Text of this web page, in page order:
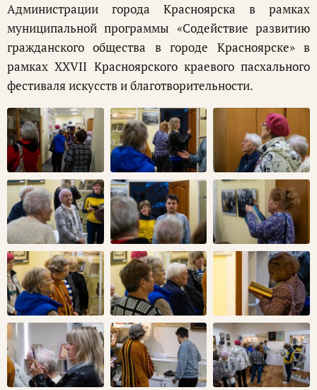
Администрации города Красноярска в рамках
муниципальной программы «Содействие развитию
гражданского общества в городе Красноярске» в
рамках XXVII Красноярского краевого пасхального
фестиваля искусств и благотворительности.